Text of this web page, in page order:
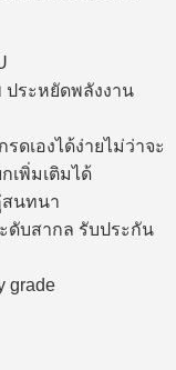
ระหยัดพลังงาน
ดเองได้ง่ายไม่ว่าจะ
เพิ่มเติมได้
สนทนา
ดับสากล รับประกัน
grade